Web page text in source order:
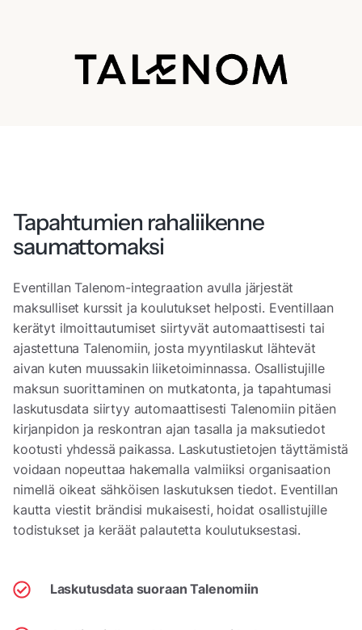
Tapahtumien rahaliikenne
saumattomaksi
Eventillan Talenom-integraation avulla järjestät
maksulliset kurssit ja koulutukset helposti. Eventillaan
kerätyt ilmoittautumiset siirtyvät automaattisesti tai
ajastettuna Talenomiin, josta myyntilaskut lähtevät
aivan kuten muussakin liiketoiminnassa. Osallistujille
maksun suorittaminen on mutkatonta, ja tapahtumasi
laskutusdata siirtyy automaattisesti Talenomiin pitäen
kirjanpidon ja reskontran ajan tasalla ja maksutiedot
kootusti yhdessä paikassa. Laskutustietojen täyttämistä
voidaan nopeuttaa hakemalla valmiiksi organisaation
nimellä oikeat sähköisen laskutuksen tiedot. Eventillan
kautta viestit brändisi mukaisesti, hoidat osallistujille
todistukset ja keräät palautetta koulutuksestasi.
Laskutusdata suoraan Talenomiin